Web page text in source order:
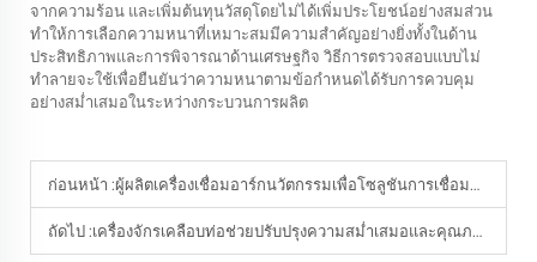
จากความร้อน และเพิ่มต้นทุนวัสดุโดยไม่ได้เพิ่มประโยชน์อย่างสมส่วน
ทำให้การเลือกความหนาที่เหมาะสมมีความสำคัญอย่างยิ่งทั้งในด้าน
ประสิทธิภาพและการพิจารณาด้านเศรษฐกิจ วิธีการตรวจสอบแบบไม่
ทำลายจะใช้เพื่อยืนยันว่าความหนาตามข้อกำหนดได้รับการควบคุม
อย่างสม่ำเสมอในระหว่างกระบวนการผลิต
ก่อนหน้า :ผู้ผลิตเครื่องเชื่อมอาร์กนวัตกรรมเพื่อโซลูชันการเชื่อมที่ปลอดภัยยิ่งขึ้นอย่างไร
ถัดไป :เครื่องจักรเคลือบท่อช่วยปรับปรุงความสม่ำเสมอและคุณภาพของการเชื่อมอย่างไร